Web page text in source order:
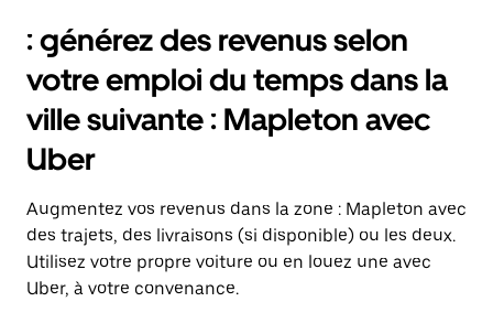
: générez des revenus selon
votre emploi du temps dans la
ville suivante : Mapleton avec
Uber
Augmentez vos revenus dans la zone : Mapleton avec
des trajets, des livraisons (si disponible) ou les deux.
Utilisez votre propre voiture ou en louez une avec
Uber, à votre convenance.